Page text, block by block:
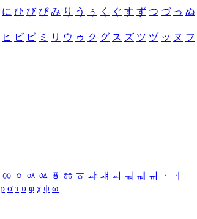
に ひ び ぴ み り う ぅ く ぐ す ず つ づ っ ぬ
ヒ ビ ピ ミ リ ウ ゥ ク グ ス ズ ツ ヅ ッ ヌ フ
ㆀ ㆁ ㆂ ㆃ ㆄ ㆅ ㆆ ㆇ ㆈ ㆉ ㆊ ㆋ ㆌ ㆍ
ㆎ
ρ σ τ υ φ χ ψ ω